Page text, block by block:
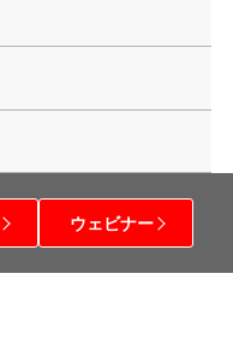
ウェビナー